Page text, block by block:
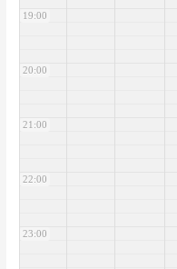
19:00
20:00
21:00
22:00
23:00